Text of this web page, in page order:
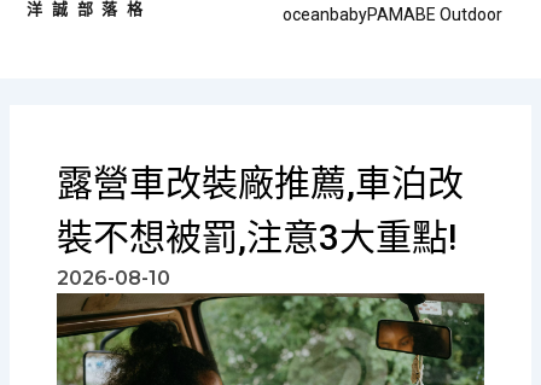
洋誠部落格 oceanbabyPAMABE Outdoor
露營車改裝廠推薦,車泊改
裝不想被罰,注意3大重點!
2026-08-10